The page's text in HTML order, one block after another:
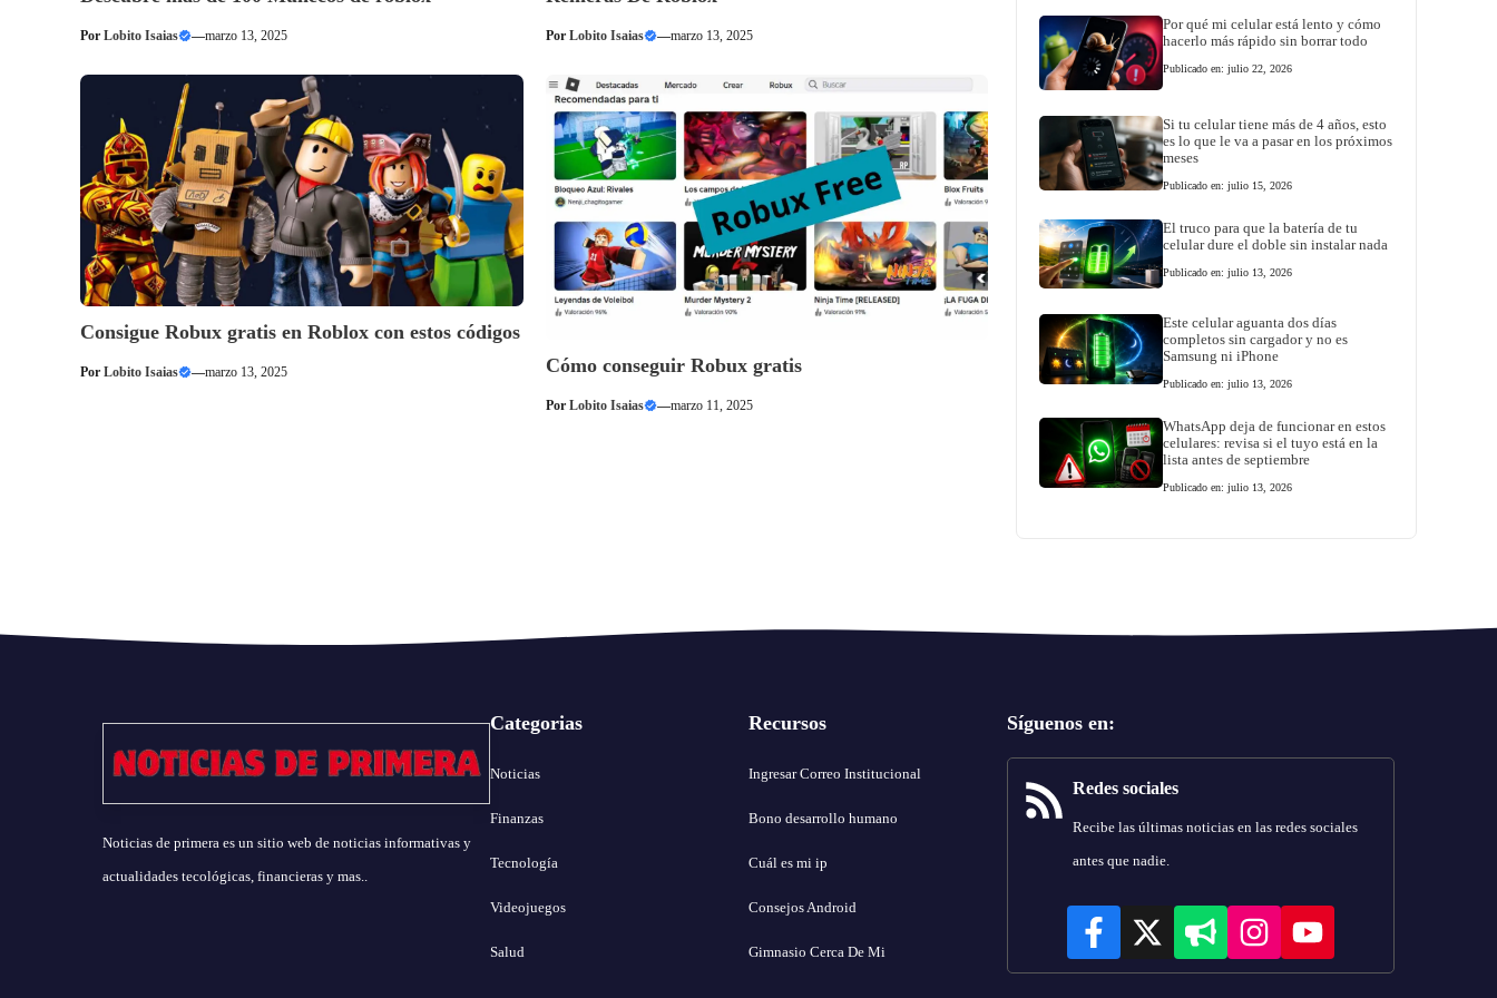
Por Lobito Isaias —marzo 13, 2025 Por Lobito Isaias —marzo 13, 2025
Consigue Robux gratis en Roblox con estos códigos
Por Lobito Isaias —marzo 13, 2025 Cómo conseguir Robux gratis
Por Lobito Isaias —marzo 11, 2025
Por qué mi celular está lento y cómo
hacerlo más rápido sin borrar todo
Publicado en: julio 22, 2026
Si tu celular tiene más de 4 años, esto
es lo que le va a pasar en los próximos
meses
Publicado en: julio 15, 2026
El truco para que la batería de tu
celular dure el doble sin instalar nada
Publicado en: julio 13, 2026
Este celular aguanta dos días
completos sin cargador y no es
Samsung ni iPhone
Publicado en: julio 13, 2026
WhatsApp deja de funcionar en estos
celulares: revisa si el tuyo está en la
lista antes de septiembre
Publicado en: julio 13, 2026
Noticias de primera es un sitio web de noticias informativas y
actualidades tecológicas, financieras y mas..
Categorias
Noticias
Finanzas
Tecnología
Videojuegos
Salud
Recursos
Ingresar Correo Institucional
Bono desarrollo humano
Cuál es mi ip
Consejos Android
Gimnasio Cerca De Mi
Síguenos en:
Redes sociales
Recibe las últimas noticias en las redes sociales
antes que nadie.